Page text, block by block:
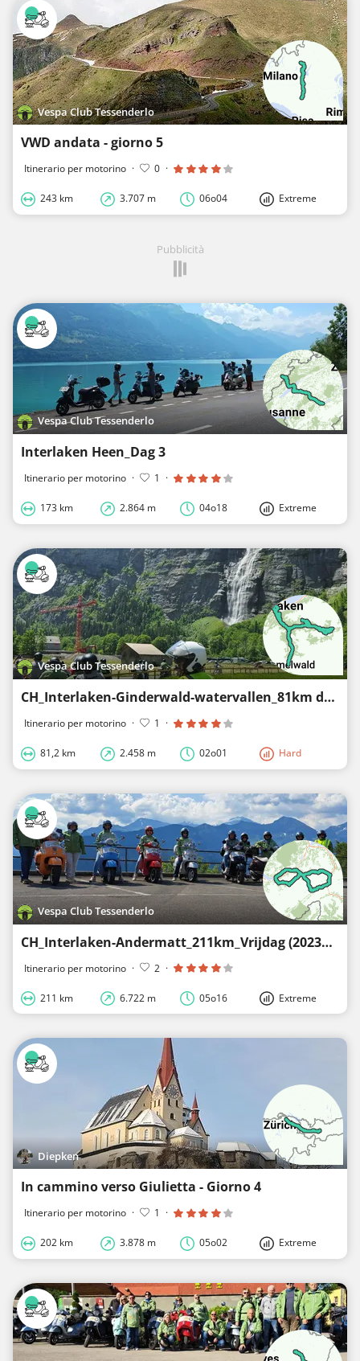
Vespa Club Tessenderlo
VWD andata - giorno 5
Itinerario per motorino · 0 ·
243 km 3.707 m 06o04 Extreme
Pubblicità
Vespa Club Tessenderlo
Interlaken Heen_Dag 3
Itinerario per motorino · 1 ·
173 km 2.864 m 04o18 Extreme
Vespa Club Tessenderlo
CH_Interlaken-Ginderwald-watervallen_81km domenica (20230618)
Itinerario per motorino · 1 ·
81,2 km 2.458 m 02o01 Hard
Vespa Club Tessenderlo
CH_Interlaken-Andermatt_211km_Vrijdag (20230616)
Itinerario per motorino · 2 ·
211 km 6.722 m 05o16 Extreme
Diepken
In cammino verso Giulietta - Giorno 4
Itinerario per motorino · 1 ·
202 km 3.878 m 05o02 Extreme